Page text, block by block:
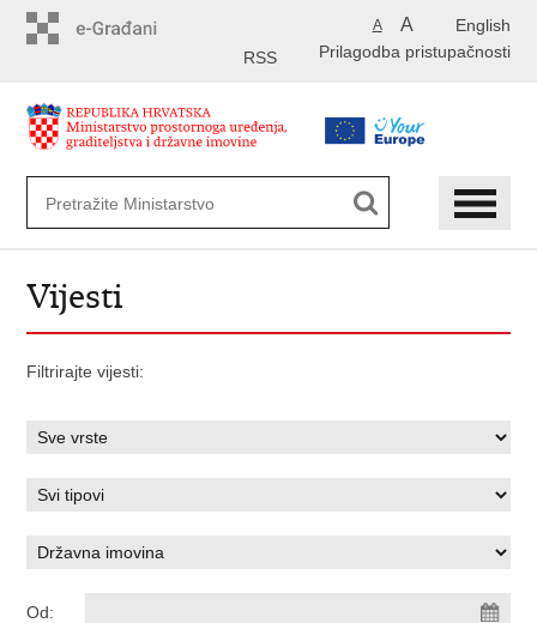
English
A A
Prilagodba pristupačnosti
RSS
Vijesti
Filtrirajte vijesti:
Od: